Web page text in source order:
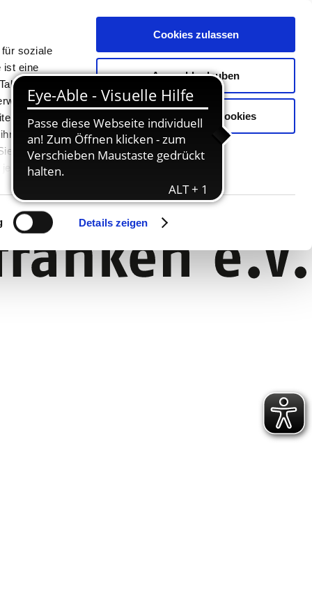
soziale
ist eine
oder
Unsere
können
jederzeit
Details zeigen
Cookies zulassen
Auswahl erlauben
Nur notwendige Cookies